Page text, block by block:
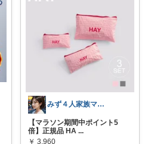
みず４人家族ママ★３０代子育て奮闘中🙆
【マラソン期間中ポイント5
倍】正規品 HA ...
￥ 3,960